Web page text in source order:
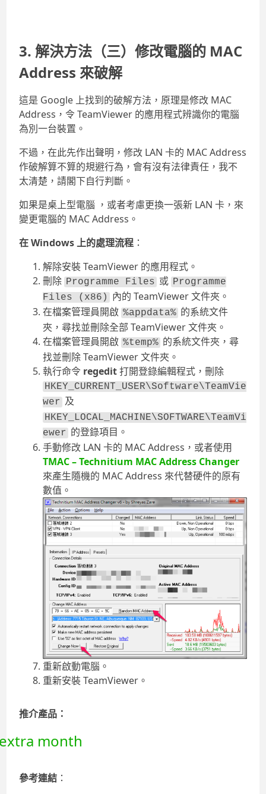
3. 解決方法（三）修改電腦的 MAC
Address 來破解
這是 Google 上找到的破解方法，原理是修改 MAC
Address，令 TeamViewer 的應用程式辨識你的電腦
為別一台裝置。
不過，在此先作出聲明，修改 LAN 卡的 MAC Address
作破解算不算的規避行為，會有沒有法律責任，我不
太清楚，請閣下自行判斷。
如果是桌上型電腦 ，或者考慮更換一張新 LAN 卡，來
變更電腦的 MAC Address。
在 Windows 上的處理流程 ：
解除安裝 TeamViewer 的應用程式。
刪除Programme Files 或Programme
Files (x86)
內的 TeamViewer 文件夾。
在檔案管理員開啟%appdata% 的系統文件
夾，尋找並刪除全部 TeamViewer 文件夾。
在檔案管理員開啟%temp% 的系統文件夾，尋
找並刪除 TeamViewer 文件夾。
執行命令 regedit打開登錄編輯程式，刪除
HKEY_CURRENT_USER\Software\TeamVie
wer 及
HKEY_LOCAL_MACHINE\SOFTWARE\TeamVi
ewer 的登錄項目。
手動修改 LAN 卡的 MAC Address，或者使用
TMAC – Technitium MAC Address Changer
來產生隨機的 MAC Address 來代替硬件的原有
數值。
重新啟動電腦。
重新安裝 TeamViewer。
推介產品：
參考連結 ：